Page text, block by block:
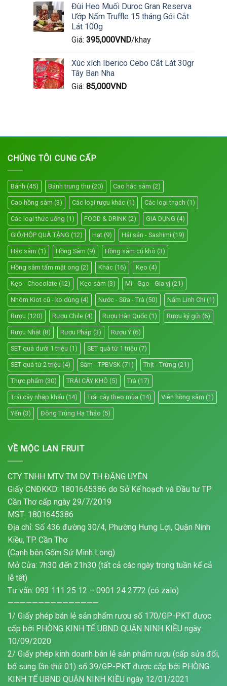
Đùi Heo Muối Duroc Gran Reserva
Ướp Nấm Truffle 15 tháng Gói Cắt
Lát 100g
Giá: 395,000VND/khay
Xúc xích Iberico Cebo Cắt Lát 30gr
Tây Ban Nha
Giá: 85,000VND
CHÚNG TÔI CUNG CẤP
Bánh (45) Bánh trung thu (20) Cao hắc sâm (2)
Cao hồng sâm (3) Các loại rượu khác (1) Các loại thạch (1)
Các loại thức uống (1) FOOD & DRINK (2) GIA DỤNG (4)
GIỎ/HỘP QUÀ TẶNG (12) Hạt (9) Hải sản - Sashimi (19)
Hắc sâm (1) Hồng Sâm (9) Hồng sâm củ khô (3)
Hồng sâm tẩm mật ong (2) Khác (16) Kẹo (4)
Kẹo - Chocolate (12) Kẹo sâm (3) Mì - Gạo - Gia vị (21)
Nhóm Kiot cũ - ko dùng (4) Nước - Sữa - Trà (50) Nấm Linh Chi (1)
Rượu (120) Rượu Chile (4) Rượu Hàn Quốc (1) Rượu ký gửi (6)
Rượu Nhật (8) Rượu Pháp (3) Rượu Ý (6)
SET quà dưới 1 triệu (1) SET quà từ 1 triệu (7)
SET quà từ 2 triệu (4) Sâm - TPBVSK (71) Thịt - Trứng (21)
Thực phẩm (30) TRÁI CÂY KHÔ (5) Trà (17)
Trái cây nhập khẩu (14) Trái cây theo mùa (14) Viên hồng sâm (1)
Yến (3) Đông Trùng Hạ Thảo (5)
VỀ MỘC LAN FRUIT
CTY TNHH MTV TM DV TH ĐẶNG UYÊN
Giấy CNĐKKD: 1801645386 do Sở Kế hoạch và Đầu tư TP
Cần Thơ cấp ngày 29/7/2019
MST: 1801645386
Địa chỉ: Số 436 đường 30/4, Phường Hưng Lợi, Quận Ninh
Kiều, TP. Cần Thơ
(Cạnh bên Gốm Sứ Minh Long)
Mở Cửa: 7h30 đến 21h30 (tất cả các ngày trong tuần kể cả
lễ tết)
Tư vấn: 093 111 25 12 – 0901 24 2772 (có zalo)
———————————————
1/ Giấy phép bán lẻ sản phẩm rượu số 170/GP-PKT được
cấp bởi PHÒNG KINH TẾ UBND QUẬN NINH KIỀU ngày
10/09/2020
2/ Giấy phép kinh doanh bán lẻ sản phẩm rượu (cấp sửa đổi,
bổ sung lần thứ 01) số 39/GP-PKT được cấp bởi PHÒNG
KINH TẾ UBND QUẬN NINH KIỀU ngày 12/01/2021